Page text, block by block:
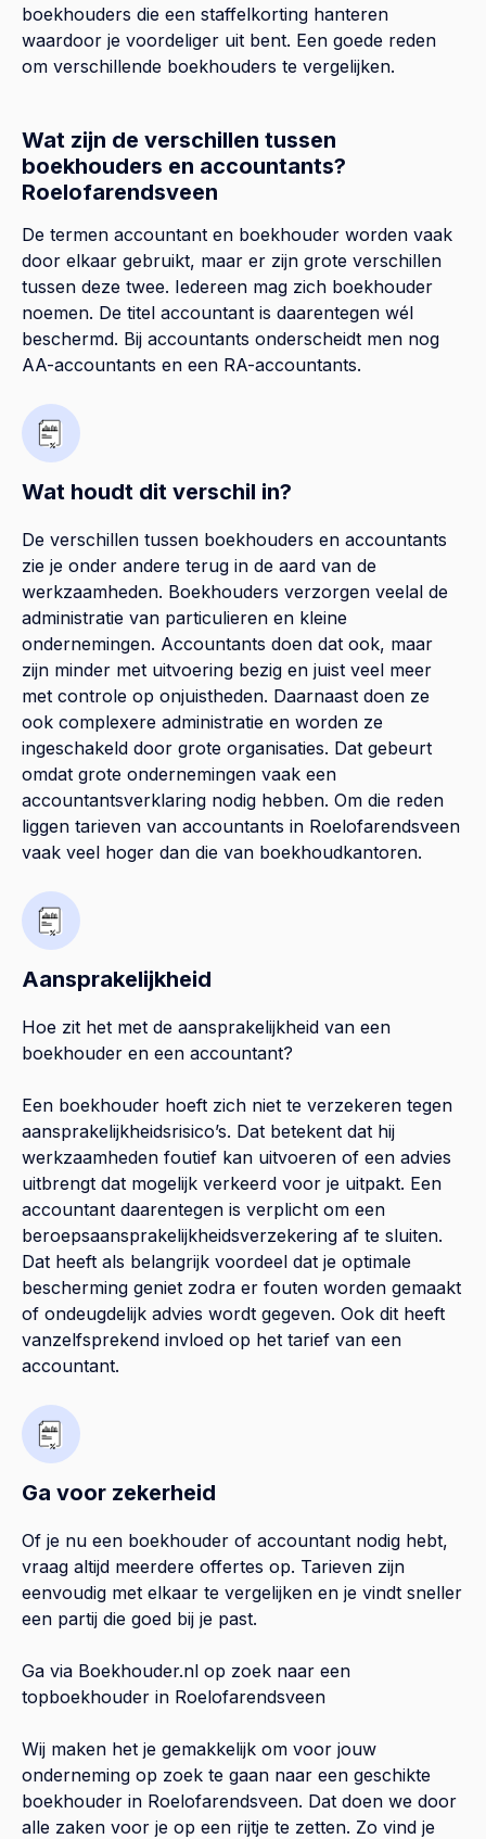
boekhouders die een staffelkorting hanteren
waardoor je voordeliger uit bent. Een goede reden
om verschillende boekhouders te vergelijken.
Wat zijn de verschillen tussen
boekhouders en accountants?
Roelofarendsveen
De termen accountant en boekhouder worden vaak
door elkaar gebruikt, maar er zijn grote verschillen
tussen deze twee. Iedereen mag zich boekhouder
noemen. De titel accountant is daarentegen wél
beschermd. Bij accountants onderscheidt men nog
AA-accountants en een RA-accountants.
Wat houdt dit verschil in?
De verschillen tussen boekhouders en accountants
zie je onder andere terug in de aard van de
werkzaamheden. Boekhouders verzorgen veelal de
administratie van particulieren en kleine
ondernemingen. Accountants doen dat ook, maar
zijn minder met uitvoering bezig en juist veel meer
met controle op onjuistheden. Daarnaast doen ze
ook complexere administratie en worden ze
ingeschakeld door grote organisaties. Dat gebeurt
omdat grote ondernemingen vaak een
accountantsverklaring nodig hebben. Om die reden
liggen tarieven van accountants in Roelofarendsveen
vaak veel hoger dan die van boekhoudkantoren.
Aansprakelijkheid
Hoe zit het met de aansprakelijkheid van een
boekhouder en een accountant?
Een boekhouder hoeft zich niet te verzekeren tegen
aansprakelijkheidsrisico’s. Dat betekent dat hij
werkzaamheden foutief kan uitvoeren of een advies
uitbrengt dat mogelijk verkeerd voor je uitpakt. Een
accountant daarentegen is verplicht om een
beroepsaansprakelijkheidsverzekering af te sluiten.
Dat heeft als belangrijk voordeel dat je optimale
bescherming geniet zodra er fouten worden gemaakt
of ondeugdelijk advies wordt gegeven. Ook dit heeft
vanzelfsprekend invloed op het tarief van een
accountant.
Ga voor zekerheid
Of je nu een boekhouder of accountant nodig hebt,
vraag altijd meerdere offertes op. Tarieven zijn
eenvoudig met elkaar te vergelijken en je vindt sneller
een partij die goed bij je past.
Ga via Boekhouder.nl op zoek naar een
topboekhouder in Roelofarendsveen
Wij maken het je gemakkelijk om voor jouw
onderneming op zoek te gaan naar een geschikte
boekhouder in Roelofarendsveen. Dat doen we door
alle zaken voor je op een rijtje te zetten. Zo vind je